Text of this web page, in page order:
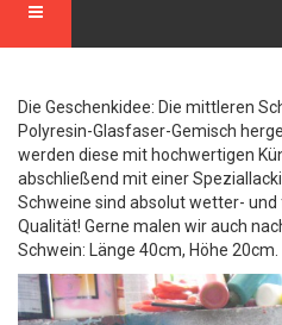
Die Geschenkidee: Die mittleren
Polyresin-Glasfaser-Gemisch
werden diese mit hochwertigen
abschließend mit einer
Schweine sind absolut wetter-
Qualität! Gerne malen wir auch
Schwein: Länge 40cm, Höhe 20cm.